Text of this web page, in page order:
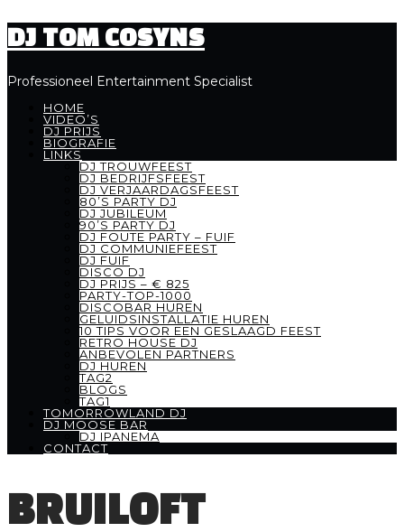
DJ TOM COSYNS
Professioneel Entertainment Specialist
HOME
VIDEO’S
DJ PRIJS
BIOGRAFIE
LINKS
DJ TROUWFEEST
DJ BEDRIJFSFEEST
DJ VERJAARDAGSFEEST
80’S PARTY DJ
DJ JUBILEUM
90’S PARTY DJ
DJ FOUTE PARTY – FUIF
DJ COMMUNIEFEEST
DJ FUIF
DISCO DJ
DJ PRIJS – € 825
PARTY-TOP-1000
DISCOBAR HUREN
GELUIDSINSTALLATIE HUREN
10 TIPS VOOR EEN GESLAAGD FEEST
RETRO HOUSE DJ
ANBEVOLEN PARTNERS
DJ HUREN
TAG2
BLOGS
TAG1
TOMORROWLAND DJ
DJ MOOSE BAR
DJ IPANEMA
CONTACT
BRUILOFT